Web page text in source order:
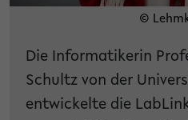
©
Die Informatikerin
Schultz von der
entwickelte die